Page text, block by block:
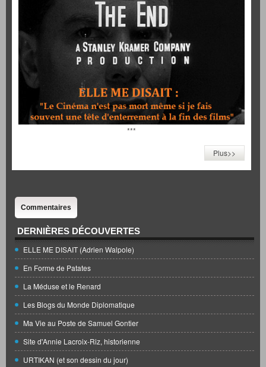
***
Plus>>
Commentaires
DERNIÈRES DÉCOUVERTES
ELLE ME DISAIT (Adrien Walpole)
En Forme de Patates
La Méduse et le Renard
Les Blogs du Monde Diplomatique
Ma Vie au Poste de Samuel Gontier
Site d'Annie Lacroix-Riz, historienne
URTIKAN (et son dessin du jour)